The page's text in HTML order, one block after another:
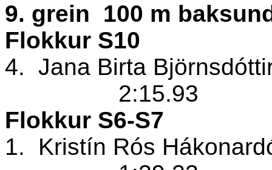
9. grein
100 m
Flokkur S10
4. Jana Birta
2:15.93
Flokkur S6-S7
1.
Kristín Rós